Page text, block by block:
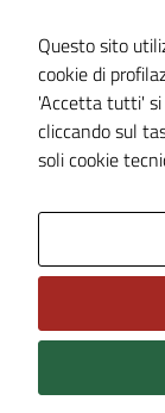
Cookie Policy
Note legali
Dichiarazione di
Piano di
Questo sito
cookie di
'Accetta tutti' si
cliccando sul
soli cookie